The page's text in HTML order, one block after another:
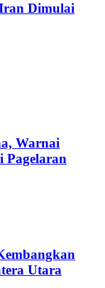
Dimulai
Warnai
Pagelaran
Utara